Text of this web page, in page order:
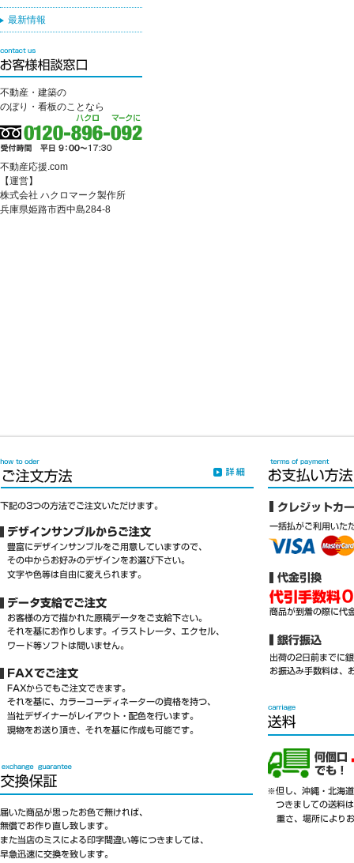
最新情報
不動産・建築の
のぼり・看板のことなら
不動産応援.com
【運営】
株式会社 ハクロマーク製作所
兵庫県姫路市西中島284-8